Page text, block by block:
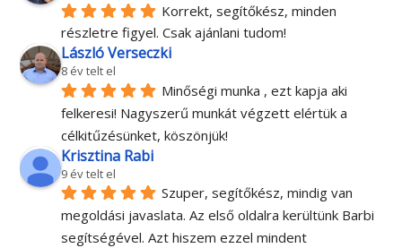
Korrekt, segítőkész, minden
részletre figyel. Csak ajánlani tudom!
László Verseczki
8 év telt el
Minőségi munka , ezt kapja aki
felkeresi! Nagyszerű munkát végzett elértük a
célkitűzésünket, köszönjük!
Krisztina Rabi
9 év telt el
Szuper, segítőkész, mindig van
megoldási javaslata. Az első oldalra kerültünk Barbi
segítségével. Azt hiszem ezzel mindent